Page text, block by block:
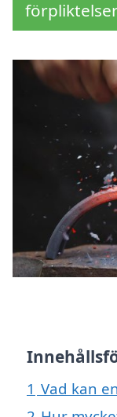
1 Vad kan